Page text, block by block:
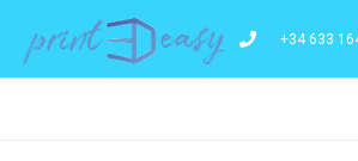
+34 633